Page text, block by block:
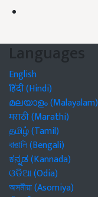
Languages
English
हिंदी (Hindi)
മലയാളം (Malayalam)
मराठी (Marathi)
தமிழ் (Tamil)
বাঙালি (Bengali)
ಕನ್ನಡ (Kannada)
ଓଡିଆ (Odia)
অসমীয়া (Asomiya)